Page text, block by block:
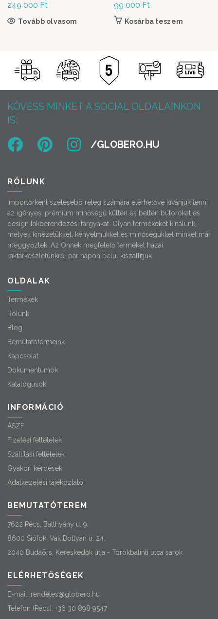
249 000 Ft
Tovább olvasom
99 000 Ft
Kosárba teszem
KÖVESS MINKET A SOCIAL OLDALAINKON
IS:
RÓLUNK
Importőrként szélesebb réteg számára elérhetővé kívánjuk tenni
az igényes, prémium minőségű kültéri és beltéri bútorokat és
design lakberendezési tárgyakat. Olyan termékeket kínálunk,
melyek kinézetükkel, kényelmükkel és minőségükkel minket már
meggyőztek. Az Önnek megfelelő terméket hazai
raktárkészletünkről pár napon belül kiszállítjuk.
OLDALAK
Termékek
Rólunk
Blog
Bemutatótermeink
Kapcsolat
Dokumentumok
Katalógusok
INFORMÁCIÓ
ÁSZF
Fizetési feltételek
Szállítási feltételek
Gyakori kérdések
Adatkezelési tájékoztató
BEMUTATÓTEREM
7622 Pécs, Batthyány u. 9.
8600 Siófok, Vak Bottyán u. 24.
2040 Budaörs, Kereskedők útja - Törökbálinti utca sarok
ELÉRHETŐSÉGEK
E-mail: rendeles@globero.hu
Telefon (Pécs): +36 30 898 9547